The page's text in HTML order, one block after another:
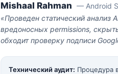
Mishaal Rahman — Android
«Проведен статический анализ
вредоносных permissions,
обходит проверку подписи
Технический аудит: Процедура